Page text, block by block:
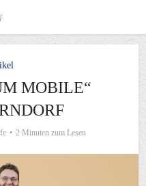
MOBILE“
2 Minuten zum Lesen